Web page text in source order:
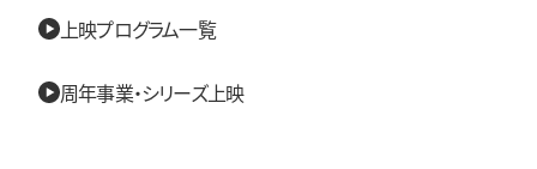
上映プログラム一覧
周年事業・シリーズ上映